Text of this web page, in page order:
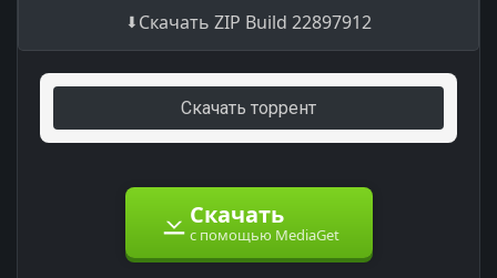
Скачать ZIP Build 22897912
Скачать торрент
Скачать
с помощью MediaGet